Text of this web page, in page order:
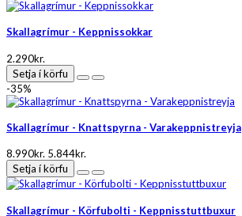
Skallagrímur - Keppnissokkar
2.290kr.
Setja í körfu
-35%
Skallagrímur - Knattspyrna - Varakeppnistreyja
8.990kr. 5.844kr.
Setja í körfu
Skallagrímur - Körfubolti - Keppnisstuttbuxur